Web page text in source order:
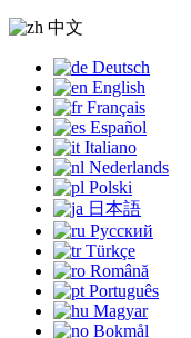
中文
Deutsch
English
Français
Español
Italiano
Nederlands
Polski
日本語
Русский
Türkçe
Română
Português
Magyar
Bokmål